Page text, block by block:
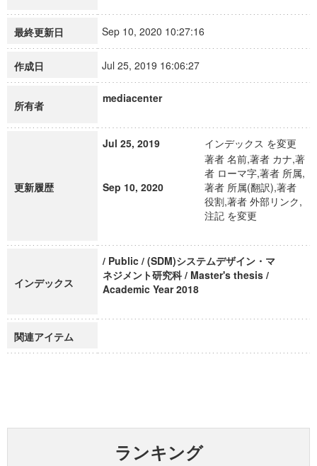
最終更新日 Sep 10, 2020 10:27:16
作成日 Jul 25, 2019 16:06:27
所有者
mediacenter
更新履歴
Jul 25, 2019 インデックス を変更
Sep 10, 2020
著者 名前,著者 カナ,著
者 ローマ字,著者 所属,
著者 所属(翻訳),著者
役割,著者 外部リンク,
注記 を変更
インデックス
/ Public / (SDM)システムデザイン・マ
ネジメント研究科 / Master's thesis /
Academic Year 2018
関連アイテム
ランキング